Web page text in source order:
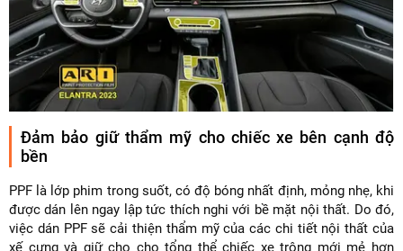
Đảm bảo giữ thẩm mỹ cho chiếc xe bên cạnh độ
bền
PPF là lớp phim trong suốt, có độ bóng nhất định, mỏng nhẹ, khi
được dán lên ngay lập tức thích nghi với bề mặt nội thất. Do đó,
việc dán PPF sẽ cải thiện thẩm mỹ của các chi tiết nội thất của
xế cưng và giữ cho cho tổng thể chiếc xe trông mới mẻ hơn